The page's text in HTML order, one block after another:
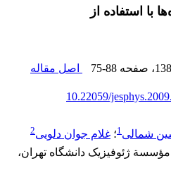
با استفاده از
، صفحه 75-88
اصل مقاله
10.22059/
شمالی1؛ غلام جوان دلویی2
مؤسسة ژئوفیزیک دانشگاه تهران،